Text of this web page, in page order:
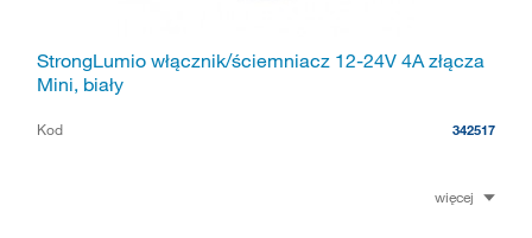
StrongLumio włącznik/ściemniacz 12-24V 4A złącza
Mini, biały
Kod 342517
więcej